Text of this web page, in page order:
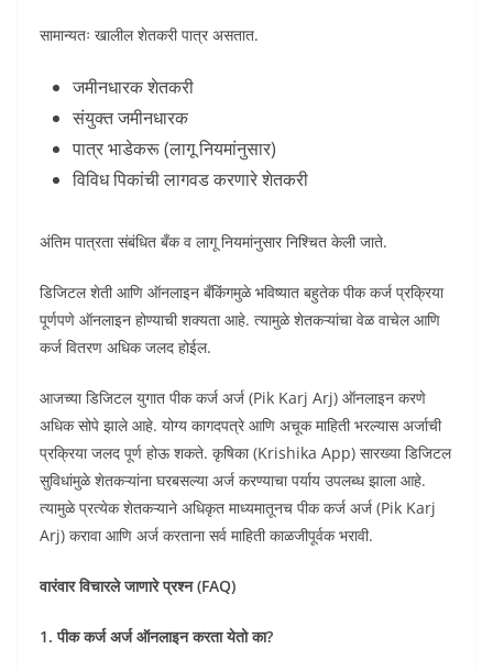
सामान्यतः खालील शेतकरी पात्र असतात.
जमीनधारक शेतकरी
संयुक्त जमीनधारक
पात्र भाडेकरू (लागू नियमांनुसार)
विविध पिकांची लागवड करणारे शेतकरी
अंतिम पात्रता संबंधित बँक व लागू नियमांनुसार निश्चित केली जाते.
डिजिटल शेती आणि ऑनलाइन बँकिंगमुळे भविष्यात बहुतेक पीक कर्ज प्रक्रिया
पूर्णपणे ऑनलाइन होण्याची शक्यता आहे. त्यामुळे शेतकऱ्यांचा वेळ वाचेल आणि
कर्ज वितरण अधिक जलद होईल.
आजच्या डिजिटल युगात पीक कर्ज अर्ज (Pik Karj Arj) ऑनलाइन करणे
अधिक सोपे झाले आहे. योग्य कागदपत्रे आणि अचूक माहिती भरल्यास अर्जाची
प्रक्रिया जलद पूर्ण होऊ शकते. कृषिका (Krishika App) सारख्या डिजिटल
सुविधांमुळे शेतकऱ्यांना घरबसल्या अर्ज करण्याचा पर्याय उपलब्ध झाला आहे.
त्यामुळे प्रत्येक शेतकऱ्याने अधिकृत माध्यमातूनच पीक कर्ज अर्ज (Pik Karj
Arj) करावा आणि अर्ज करताना सर्व माहिती काळजीपूर्वक भरावी.
वारंवार विचारले जाणारे प्रश्न (FAQ)
1. पीक कर्ज अर्ज ऑनलाइन करता येतो का?